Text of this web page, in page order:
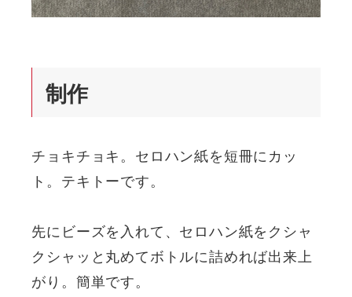
制作
チョキチョキ。セロハン紙を短冊にカッ
ト。テキトーです。
先にビーズを入れて、セロハン紙をクシャ
クシャッと丸めてボトルに詰めれば出来上
がり。簡単です。